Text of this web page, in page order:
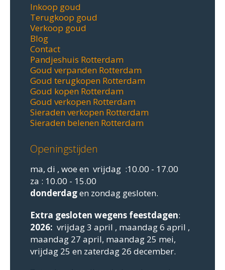
Inkoop goud
Terugkoop goud
Verkoop goud
Blog
Contact
Pandjeshuis Rotterdam
Goud verpanden Rotterdam
Goud terugkopen Rotterdam
Goud kopen Rotterdam
Goud verkopen Rotterdam
Sieraden verkopen Rotterdam
Sieraden belenen Rotterdam
Openingstijden
ma, di , woe en vrijdag :10.00 - 17.00
za : 10.00 - 15.00
donderdagen zondag gesloten.
Extra gesloten wegens feestdagen:
2026: vrijdag 3 april , maandag 6 april ,
maandag 27 april, maandag 25 mei,
vrijdag 25 en zaterdag 26 december.